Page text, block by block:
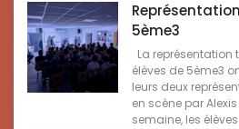
5ème3
La représentation
élèves de 5ème3
leurs deux
en scène par
semaine, les